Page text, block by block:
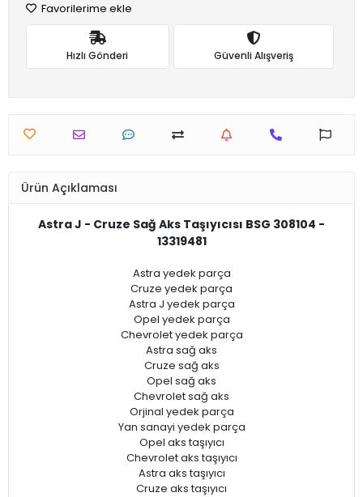
Favorilerime ekle
Hızlı Gönderi Güvenli Alışveriş
Ürün Açıklaması
Astra J - Cruze Sağ Aks Taşıyıcısı BSG 308104 -
13319481
Astra yedek parça
Cruze yedek parça
Astra J yedek parça
Opel yedek parça
Chevrolet yedek parça
Astra sağ aks
Cruze sağ aks
Opel sağ aks
Chevrolet sağ aks
Orjinal yedek parça
Yan sanayi yedek parça
Opel aks taşıyıcı
Chevrolet aks taşıyıcı
Astra aks taşıyıcı
Cruze aks taşıyıcı